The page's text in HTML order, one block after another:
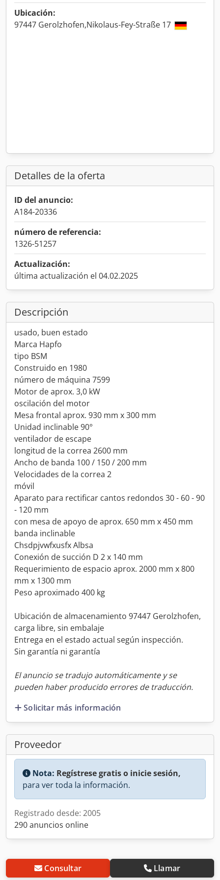
Ubicación:
97447 Gerolzhofen,Nikolaus-Fey-Straße 17
Detalles de la oferta
ID del anuncio:
A184-20336
número de referencia:
1326-51257
Actualización:
última actualización el 04.02.2025
Descripción
usado, buen estado
Marca Hapfo
tipo BSM
Construido en 1980
número de máquina 7599
Motor de aprox. 3,0 kW
oscilación del motor
Mesa frontal aprox. 930 mm x 300 mm
Unidad inclinable 90°
ventilador de escape
longitud de la correa 2600 mm
Ancho de banda 100 / 150 / 200 mm
Velocidades de la correa 2
móvil
Aparato para rectificar cantos redondos 30 - 60 - 90
- 120 mm
con mesa de apoyo de aprox. 650 mm x 450 mm
banda inclinable
Chsdpjvwfxusfx Albsa
Conexión de succión D 2 x 140 mm
Requerimiento de espacio aprox. 2000 mm x 800
mm x 1300 mm
Peso aproximado 400 kg
Ubicación de almacenamiento 97447 Gerolzhofen,
carga libre, sin embalaje
Entrega en el estado actual según inspección.
Sin garantía ni garantía
El anuncio se tradujo automáticamente y se
pueden haber producido errores de traducción.
Solicitar más información
Proveedor
Nota: Regístrese gratis o inicie sesión,
para ver toda la información.
Registrado desde: 2005
290 anuncios online
Consultar Llamar